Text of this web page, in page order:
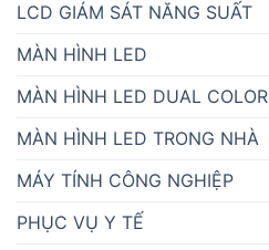
LCD GIÁM SÁT NĂNG SUẤT
MÀN HÌNH LED
MÀN HÌNH LED DUAL COLOR
MÀN HÌNH LED TRONG NHÀ
MÁY TÍNH CÔNG NGHIỆP
PHỤC VỤ Y TẾ